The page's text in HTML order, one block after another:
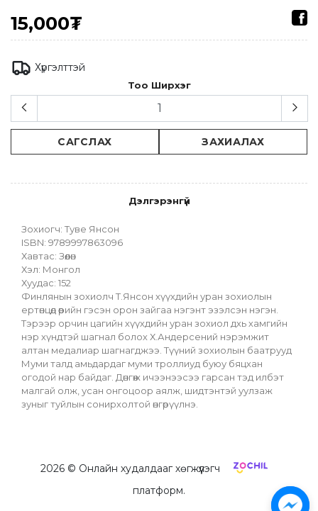
15,000₮
Хүргэлттэй
Тоо Ширхэг
САГСЛАХ ЗАХИАЛАХ
Дэлгэрэнгүй
Зохиогч: Туве Янсон
ISBN: 9789997863096
Хавтас: Зөөлөн
Хэл: Монгол
Хуудас: 152
Финлянын зохиолч Т.Янсон хүүхдийн уран зохиолын
ертөнцөд өөрийн гэсэн орон зайгаа нэгэнт эзэлсэн нэгэн.
Тэрээр орчин цагийн хүүхдийн уран зохиол дхь хамгийн
нэр хүндтэй шагнал болох Х.Андерсений нэрэмжит
алтан медалиар шагнагджээ. Түүний зохиолын баатрууд
Муми талд амьдардаг муми троллиуд буюу бяцхан
огодой нар байдаг. Дөнгөж ичээнээсээ гарсан тэд илбэт
малгай олж, усан онгоцоор аялж, шидтэнтэй уулзаж
зуныг туйлын сонирхолтой өнгөрүүлнэ.
2026© Онлайн худалдааг хөгжүүлэгч
платформ.